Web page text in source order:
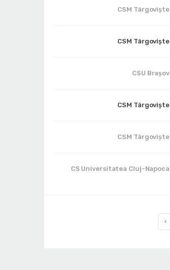
CSM Târgoviște
CSM Târgoviște
CSU Braşov
CSM Târgoviște
CSM Târgoviște
CS Universitatea Cluj-Napoca
‹